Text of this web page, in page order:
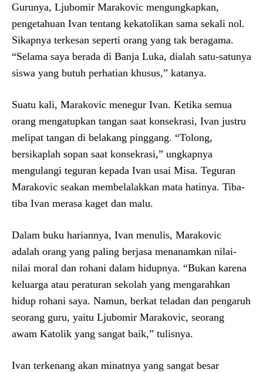
Gurunya, Ljubomir Marakovic mengungkapkan,
pengetahuan Ivan tentang kekatolikan sama sekali nol.
Sikapnya terkesan seperti orang yang tak beragama.
“Selama saya berada di Banja Luka, dialah satu-satunya
siswa yang butuh perhatian khusus,” katanya.
Suatu kali, Marakovic menegur Ivan. Ketika semua
orang mengatupkan tangan saat konsekrasi, Ivan justru
melipat tangan di belakang pinggang. “Tolong,
bersikaplah sopan saat konsekrasi,” ungkapnya
mengulangi teguran kepada Ivan usai Misa. Teguran
Marakovic seakan membelalakkan mata hatinya. Tiba-
tiba Ivan merasa kaget dan malu.
Dalam buku hariannya, Ivan menulis, Marakovic
adalah orang yang paling berjasa menanamkan nilai-
nilai moral dan rohani dalam hidupnya. “Bukan karena
keluarga atau peraturan sekolah yang mengarahkan
hidup rohani saya. Namun, berkat teladan dan pengaruh
seorang guru, yaitu Ljubomir Marakovic, seorang
awam Katolik yang sangat baik,” tulisnya.
Ivan terkenang akan minatnya yang sangat besar